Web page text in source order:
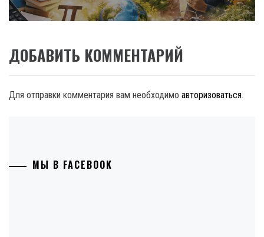
ДОБАВИТЬ КОММЕНТАРИЙ
Для отправки комментария вам необходимо авторизоваться.
МЫ В FACEBOOK